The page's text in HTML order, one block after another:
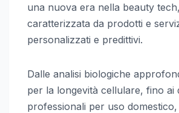
una nuova era nella beauty tech,
caratterizzata da prodotti e
personalizzati e predittivi.
Dalle analisi biologiche
per la longevità cellulare, fino ai
professionali per uso domestico,